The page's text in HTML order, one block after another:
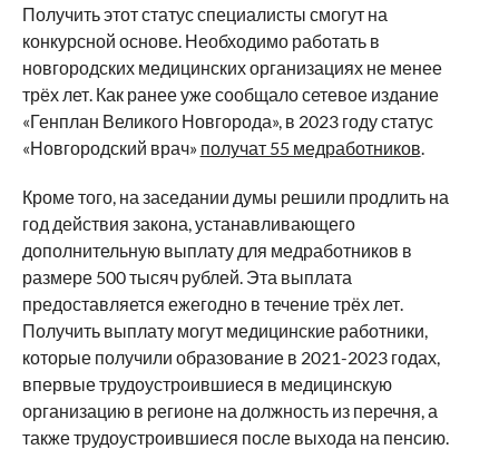
Получить этот статус специалисты смогут на
конкурсной основе. Необходимо работать в
новгородских медицинских организациях не менее
трёх лет. Как ранее уже сообщало сетевое издание
«Генплан Великого Новгорода», в 2023 году статус
«Новгородский врач» получат 55 медработников
Кроме того, на заседании думы решили продлить на
год действия закона, устанавливающего
дополнительную выплату для медработников в
размере 500 тысяч рублей. Эта выплата
предоставляется ежегодно в течение трёх лет.
Получить выплату могут медицинские работники,
которые получили образование в 2021-2023 годах,
впервые трудоустроившиеся в медицинскую
организацию в регионе на должность из перечня, а
также трудоустроившиеся после выхода на пенсию.